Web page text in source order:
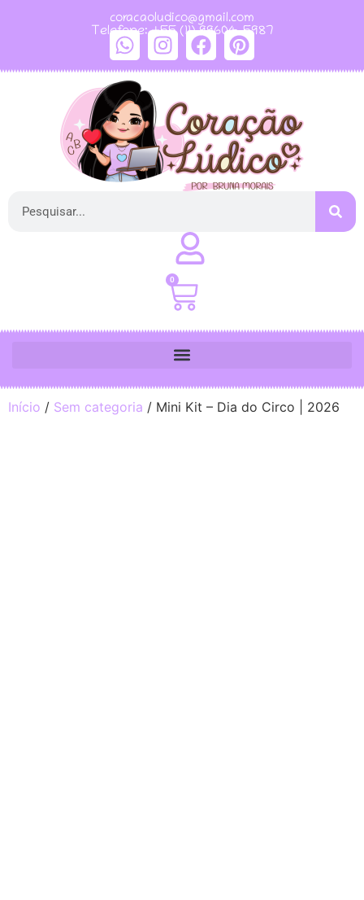
coracaoludico@gmail.com
Telefone: +55 (11) 99604-5987
0
Início / Sem categoria / Mini Kit – Dia do Circo | 2026